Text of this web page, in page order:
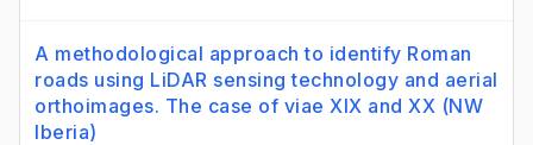
A methodological approach to identify Roman
roads using LiDAR sensing technology and aerial
orthoimages. The case of viae XIX and XX (NW
Iberia)